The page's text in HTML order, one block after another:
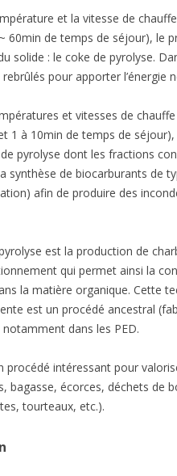
et la vitesse de
60min de temps de séjour), le
solide : le coke de pyrolyse.
pour apporter l’énergie
et vitesses de
1 à 10min de temps de
pyrolyse dont les fractions
synthèse de biocarburants de
afin de produire des
est la production de
qui permet ainsi la
la matière organique. Cette
est un procédé ancestral
dans les PED.
procédé intéressant pour
bagasse, écorces, déchets de
tourteaux, etc.).